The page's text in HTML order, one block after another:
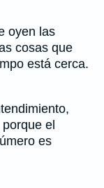
oyen las
cosas que
está cerca.
el
es